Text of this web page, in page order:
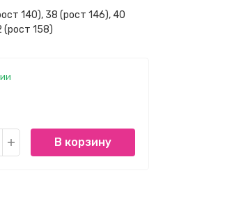
140), 38 (рост 146), 40
(рост 158)
В корзину